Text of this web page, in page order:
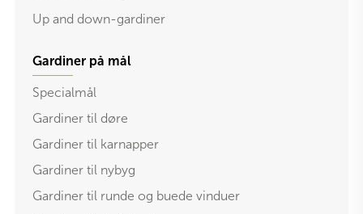
Up and down-gardiner
Gardiner på mål
Specialmål
Gardiner til døre
Gardiner til karnapper
Gardiner til nybyg
Gardiner til runde og buede vinduer